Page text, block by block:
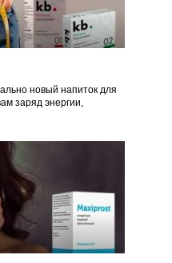
новый напиток для
заряд энергии,